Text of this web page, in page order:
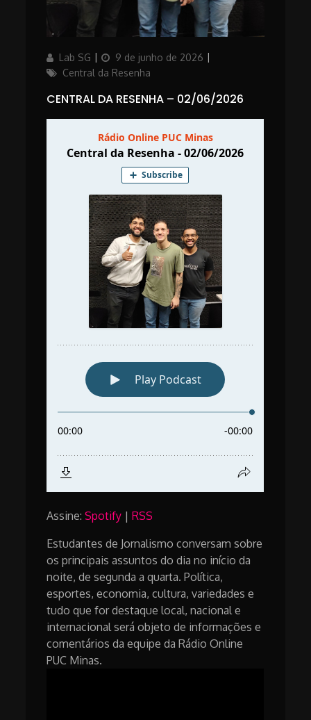
AuthorLab SG
Updated
on
9 de junho de 2026
Central da Resenha
CENTRAL DA RESENHA – 02/06/2026
Assine:Spotify |RSS
Estudantes de Jornalismo conversam sobre
os principais assuntos do dia no início da
noite, de segunda a quarta. Política,
esportes, economia, cultura, variedades e
tudo que for destaque local, nacional e
internacional será objeto de informações e
comentários da equipe da Rádio Online
PUC Minas.